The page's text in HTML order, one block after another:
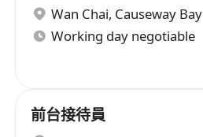
Wan Chai, Causeway Bay
Working day negotiable
前台接待員